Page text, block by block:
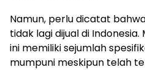
Namun, perlu dicatat
tidak lagi dijual di
ini memiliki sejumlah
mumpuni meskipun telah